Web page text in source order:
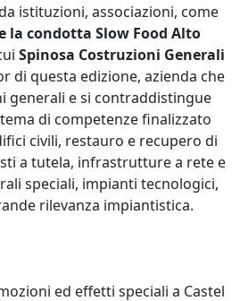
istituzioni, associazioni, come
la condotta Slow Food Alto
Spinosa Costruzioni Generali
di questa edizione, azienda che
generali e si contraddistingue
di competenze finalizzato
civili, restauro e recupero di
a tutela, infrastrutture a rete e
speciali, impianti tecnologici,
rilevanza impiantistica.
ed effetti speciali a Castel